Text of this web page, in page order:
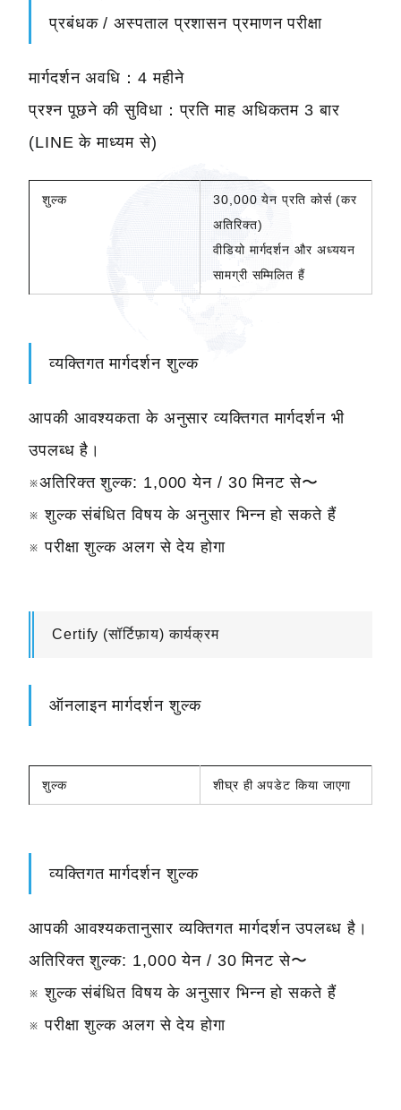
प्रबंधक / अस्पताल प्रशासन प्रमाणन परीक्षा
मार्गदर्शन अवधि：4 महीने
प्रश्न पूछने की सुविधा：प्रति माह अधिकतम 3 बार
(LINE के माध्यम से)
शुल्क
30,000 येन प्रति कोर्स (कर
अतिरिक्त)
वीडियो मार्गदर्शन और अध्ययन
सामग्री सम्मिलित हैं
व्यक्तिगत मार्गदर्शन शुल्क
आपकी आवश्यकता के अनुसार व्यक्तिगत मार्गदर्शन भी
उपलब्ध है।
※अतिरिक्त शुल्क: 1,000 येन / 30 मिनट से〜
※ शुल्क संबंधित विषय के अनुसार भिन्न हो सकते हैं
※ परीक्षा शुल्क अलग से देय होगा
Certify (सॉर्टिफ़ाय) कार्यक्रम
ऑनलाइन मार्गदर्शन शुल्क
शुल्क शीघ्र ही अपडेट किया जाएगा
व्यक्तिगत मार्गदर्शन शुल्क
आपकी आवश्यकतानुसार व्यक्तिगत मार्गदर्शन उपलब्ध है।
अतिरिक्त शुल्क: 1,000 येन / 30 मिनट से〜
※ शुल्क संबंधित विषय के अनुसार भिन्न हो सकते हैं
※ परीक्षा शुल्क अलग से देय होगा